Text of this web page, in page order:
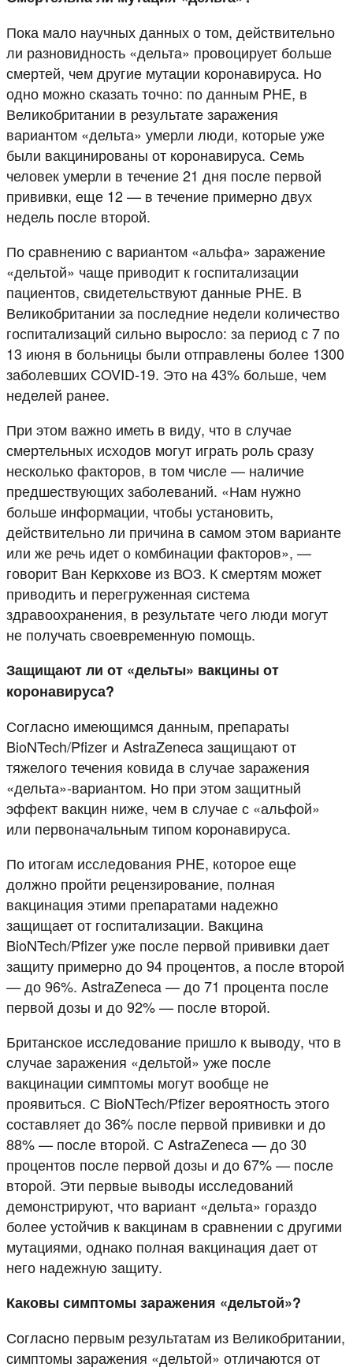
Пока мало научных данных о том, действительно
ли разновидность «дельта» провоцирует больше
смертей, чем другие мутации коронавируса. Но
одно можно сказать точно: по данным PHE, в
Великобритании в результате заражения
вариантом «дельта» умерли люди, которые уже
были вакцинированы от коронавируса. Семь
человек умерли в течение 21 дня после первой
прививки, еще 12 — в течение примерно двух
недель после второй.
По сравнению с вариантом «альфа» заражение
«дельтой» чаще приводит к госпитализации
пациентов, свидетельствуют данные PHE. В
Великобритании за последние недели количество
госпитализаций сильно выросло: за период с 7 по
13 июня в больницы были отправлены более 1300
заболевших COVID-19. Это на 43% больше, чем
неделей ранее.
При этом важно иметь в виду, что в случае
смертельных исходов могут играть роль сразу
несколько факторов, в том числе — наличие
предшествующих заболеваний. «Нам нужно
больше информации, чтобы установить,
действительно ли причина в самом этом варианте
или же речь идет о комбинации факторов», —
говорит Ван Керкхове из ВОЗ. К смертям может
приводить и перегруженная система
здравоохранения, в результате чего люди могут
не получать своевременную помощь.
Защищают ли от «дельты» вакцины от
коронавируса?
Согласно имеющимся данным, препараты
BioNTech/Pfizer и AstraZeneca защищают от
тяжелого течения ковида в случае заражения
«дельта»-вариантом. Но при этом защитный
эффект вакцин ниже, чем в случае с «альфой»
или первоначальным типом коронавируса.
По итогам исследования PHE, которое еще
должно пройти рецензирование, полная
вакцинация этими препаратами надежно
защищает от госпитализации. Вакцина
BioNTech/Pfizer уже после первой прививки дает
защиту примерно до 94 процентов, а после второй
— до 96%. AstraZeneca — до 71 процента после
первой дозы и до 92% — после второй.
Британское исследование пришло к выводу, что в
случае заражения «дельтой» уже после
вакцинации симптомы могут вообще не
проявиться. С BioNTech/Pfizer вероятность этого
составляет до 36% после первой прививки и до
88% — после второй. С AstraZeneca — до 30
процентов после первой дозы и до 67% — после
второй. Эти первые выводы исследований
демонстрируют, что вариант «дельта» гораздо
более устойчив к вакцинам в сравнении с другими
мутациями, однако полная вакцинация дает от
него надежную защиту.
Каковы симптомы заражения «дельтой»?
Согласно первым результатам из Великобритании,
симптомы заражения «дельтой» отличаются от